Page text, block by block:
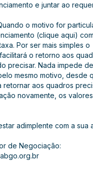
e juntar ao
o motivo for
(clique aqui)
Por ser mais simples o
o retorno aos
precisar. Nada impede
mesmo motivo, desde
retornar aos quadros
novamente, os
adimplente com a sua
de Negociação: